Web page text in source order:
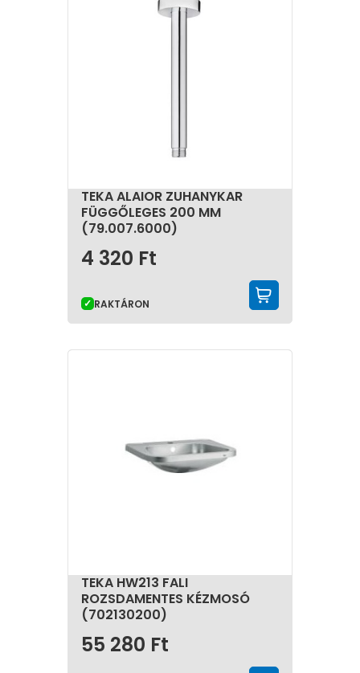
TEKA ALAIOR ZUHANYKAR
FÜGGŐLEGES 200 MM
(79.007.6000)
4 320 Ft
RAKTÁRON
TEKA HW213 FALI
ROZSDAMENTES KÉZMOSÓ
(702130200)
55 280 Ft